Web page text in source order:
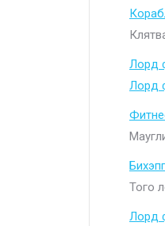
Лорд
Лорд
Того
Лорд